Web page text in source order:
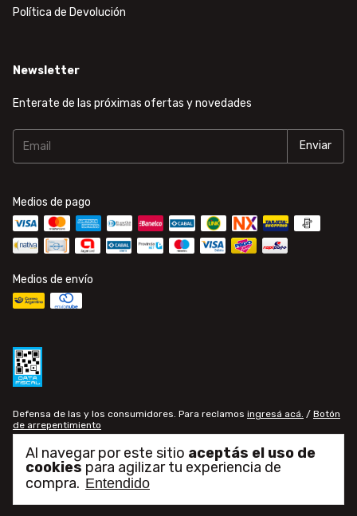
Al navegar por este sitio aceptás el uso de
cookies para agilizar tu experiencia de
compra. Entendido
Política de Devolución
Newsletter
Enterate de las próximas ofertas y novedades
Medios de pago
Medios de envío
Defensa de las y los consumidores. Para reclamos ingresá acá. / Botón
de arrepentimiento
Copyright Gomería Central - 30709771082 - 2026. Todos los derechos
reservados.